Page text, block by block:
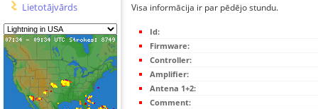
Lietotājvārds Visa informācija ir par pēdējo stundu.
Id:
Firmware:
Controller:
Amplifier:
Antena 1+2:
Comment: